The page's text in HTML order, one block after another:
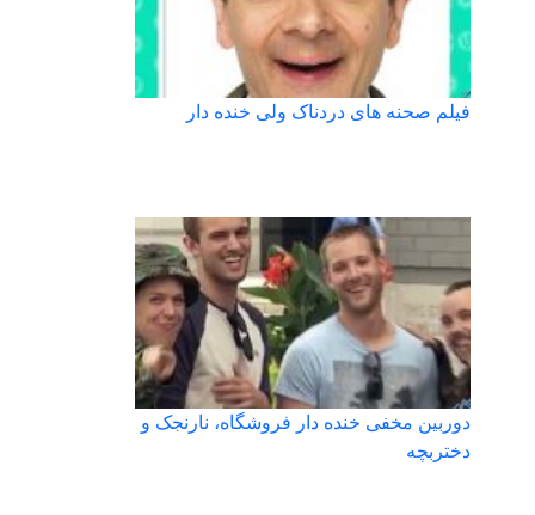
فیلم صحنه های دردناک ولی خنده دار
دوربین مخفی خنده دار فروشگاه، نارنجک و
دختربچه